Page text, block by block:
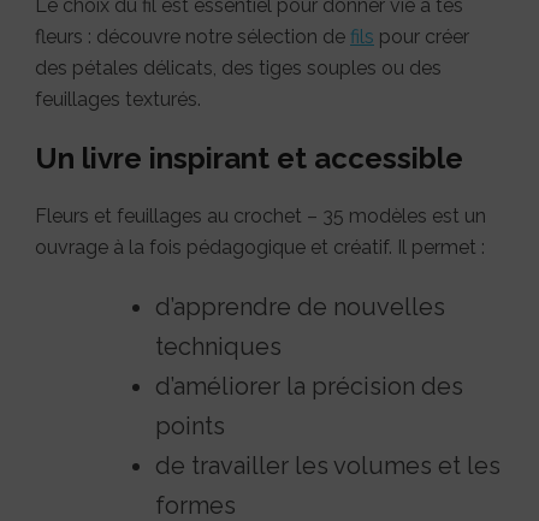
Le choix du fil est essentiel pour donner vie à tes
fleurs : découvre notre sélection de fils pour créer
des pétales délicats, des tiges souples ou des
feuillages texturés.
Un livre inspirant et accessible
Fleurs et feuillages au crochet – 35 modèles est un
ouvrage à la fois pédagogique et créatif. Il permet :
d’apprendre de nouvelles
techniques
d’améliorer la précision des
points
de travailler les volumes et les
formes